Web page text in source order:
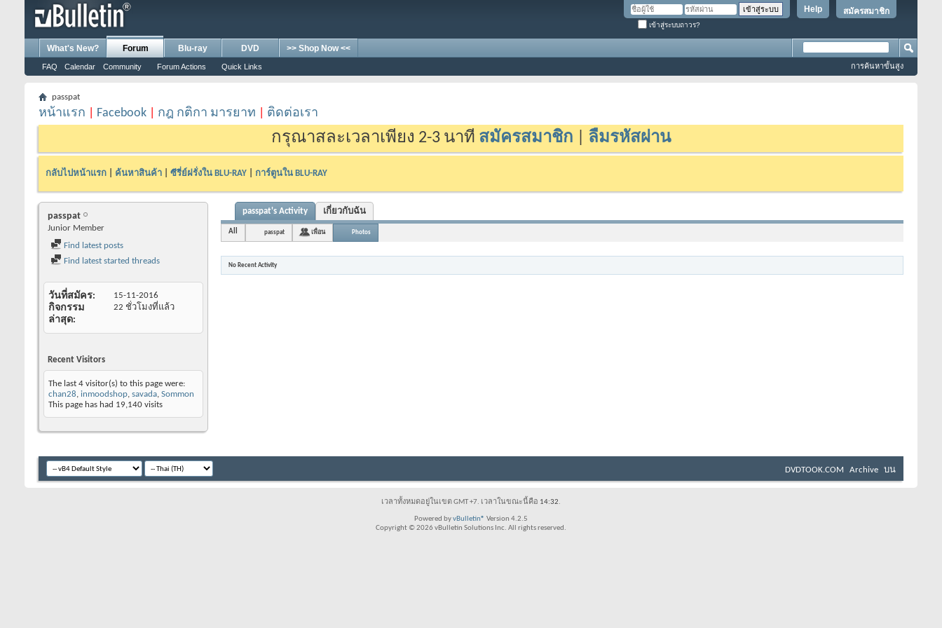
สมัครสมาชิก
Help
เข้าสู่ระบบถาวร?
What's New? Forum
FAQ Calendar Community Forum Actions Quick Links
Blu-ray DVD >> Shop Now <<
การค้นหาขั้นสูง
passpat
หน้าแรก Facebook กฎ กติกา มารยาท ติดต่อเรา
กรุณาสละเวลาเพียง 2-3 นาที สมัครสมาชิก ลืมรหัสผ่าน
กลับไปหน้าแรก ค้นหาสินค้า ซีรี่ย์ฝรั่งใน BLU-RAY การ์ตูนใน BLU-RAY
passpat
Junior Member
Find latest posts
Find latest started threads
วันที่สมัคร 15-11-2016
กิจกรรม
ล่าสุด
22 ชั่วโมงที่แล้ว
Recent Visitors
The last 4 visitor(s) to this page were:
chan28, inmoodshop, savada, Sommon
This page has had 19,140 visits
passpat's Activity เกี่ยวกับฉัน
All passpat เพื่อน Photos
No Recent Activity
DVDTOOK.COM Archive บน
เวลาทั้งหมดอยู่ในเขต GMT +7. เวลาในขณะนี้คือ 14:32.
Powered byvBulletin® Version 4.2.5
Copyright © 2026 vBulletin Solutions Inc. All rights reserved.